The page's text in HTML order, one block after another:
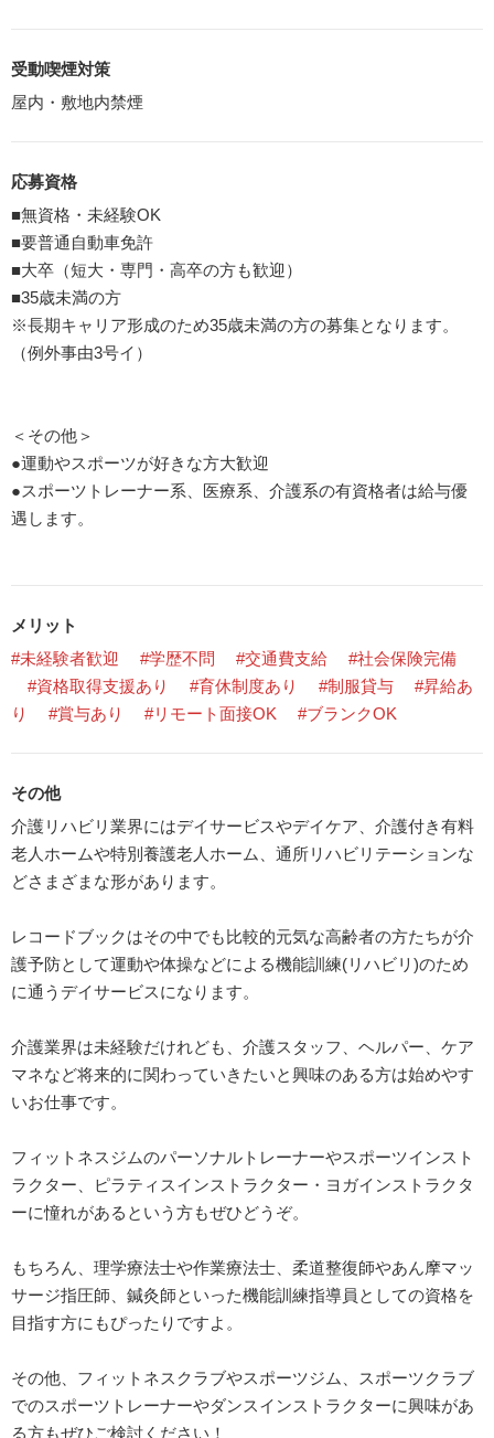
受動喫煙対策
屋内・敷地内禁煙
応募資格
■無資格・未経験OK
■要普通自動車免許
■大卒（短大・専門・高卒の方も歓迎）
■35歳未満の方
※長期キャリア形成のため35歳未満の方の募集となります。
（例外事由3号イ）
＜その他＞
●運動やスポーツが好きな方大歓迎
●スポーツトレーナー系、医療系、介護系の有資格者は給与優
遇します。
メリット
#未経験者歓迎
#学歴不問 #交通費支給
#社会保険完備
#資格取得支援あり
#育休制度あり #制服貸与
#昇給あ
り
#賞与あり #リモート面接OK #ブランクOK
その他
介護リハビリ業界にはデイサービスやデイケア、介護付き有料
老人ホームや特別養護老人ホーム、通所リハビリテーションな
どさまざまな形があります。
レコードブックはその中でも比較的元気な高齢者の方たちが介
護予防として運動や体操などによる機能訓練(リハビリ)のため
に通うデイサービスになります。
介護業界は未経験だけれども、介護スタッフ、ヘルパー、ケア
マネなど将来的に関わっていきたいと興味のある方は始めやす
いお仕事です。
フィットネスジムのパーソナルトレーナーやスポーツインスト
ラクター、ピラティスインストラクター・ヨガインストラクタ
ーに憧れがあるという方もぜひどうぞ。
もちろん、理学療法士や作業療法士、柔道整復師やあん摩マッ
サージ指圧師、鍼灸師といった機能訓練指導員としての資格を
目指す方にもぴったりですよ。
その他、フィットネスクラブやスポーツジム、スポーツクラブ
でのスポーツトレーナーやダンスインストラクターに興味があ
る方もぜひご検討ください！